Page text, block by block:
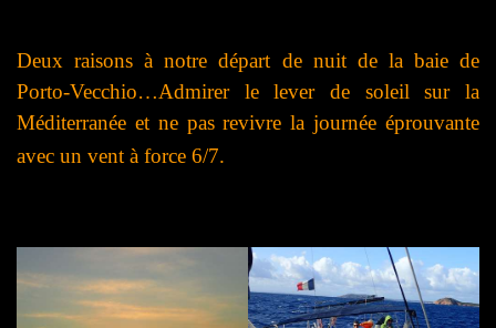
Deux raisons à notre départ de nuit de la baie de
Porto-Vecchio…Admirer le lever de soleil sur la
Méditerranée et ne pas revivre la journée éprouvante
avec un vent à force 6/7.